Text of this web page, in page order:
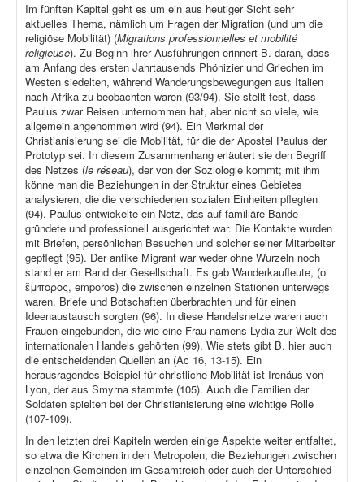
Im fünften Kapitel geht es um ein aus heutiger Sicht sehr
aktuelles Thema, nämlich um Fragen der Migration (und um die
religiöse Mobilität) (Migrations professionnelles et mobilité
religieuse). Zu Beginn ihrer Ausführungen erinnert B. daran, dass
am Anfang des ersten Jahrtausends Phönizier und Griechen im
Westen siedelten, während Wanderungsbewegungen aus Italien
nach Afrika zu beobachten waren (93/94). Sie stellt fest, dass
Paulus zwar Reisen unternommen hat, aber nicht so viele, wie
allgemein angenommen wird (94). Ein Merkmal der
Christianisierung sei die Mobilität, für die der Apostel Paulus der
Prototyp sei. In diesem Zusammenhang erläutert sie den Begriff
des Netzes (le réseau), der von der Soziologie kommt; mit ihm
könne man die Beziehungen in der Struktur eines Gebietes
analysieren, die die verschiedenen sozialen Einheiten pflegten
(94). Paulus entwickelte ein Netz, das auf familiäre Bande
gründete und professionell ausgerichtet war. Die Kontakte wurden
mit Briefen, persönlichen Besuchen und solcher seiner Mitarbeiter
gepflegt (95). Der antike Migrant war weder ohne Wurzeln noch
stand er am Rand der Gesellschaft. Es gab Wanderkaufleute, (ὁ
ἔμπορος, emporos) die zwischen einzelnen Stationen unterwegs
waren, Briefe und Botschaften überbrachten und für einen
Ideenaustausch sorgten (96). In diese Handelsnetze waren auch
Frauen eingebunden, die wie eine Frau namens Lydia zur Welt des
internationalen Handels gehörten (99). Wie stets gibt B. hier auch
die entscheidenden Quellen an (Ac 16, 13-15). Ein
herausragendes Beispiel für christliche Mobilität ist Irenäus von
Lyon, der aus Smyrna stammte (105). Auch die Familien der
Soldaten spielten bei der Christianisierung eine wichtige Rolle
(107-109).
In den letzten drei Kapiteln werden einige Aspekte weiter entfaltet,
so etwa die Kirchen in den Metropolen, die Beziehungen zwischen
einzelnen Gemeinden im Gesamtreich oder auch der Unterschied